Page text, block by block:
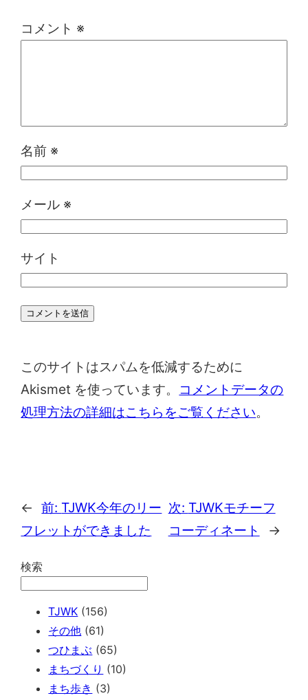
コメント ※
名前 ※
メール ※
サイト
このサイトはスパムを低減するために
Akismet を使っています。
コメントデータの
処理方法の詳細はこちらをご覧ください。
← 前: TJWK今年のリー
フレットができました
次: TJWKモチーフ
コーディネート
→
検索
TJWK (156)
その他 (61)
つひまぶ (65)
まちづくり (10)
まち歩き (3)